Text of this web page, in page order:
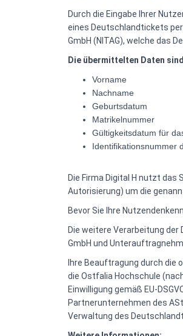
Durch die Eingabe Ihrer
eines Deutschlandtickets
GmbH (NITAG), welche das
Die übermittelten Daten
Vorname
Nachname
Geburtsdatum
Matrikelnummer
Gültigkeitsdatum für
Identifikationsnummer
Die Firma Digital H nutzt
Autorisierung) um die
Bevor Sie Ihre
Die weitere Verarbeitung
GmbH und
Ihre Beauftragung durch die
die Ostfalia Hochschule
Einwilligung gemäß EU-
Partnerunternehmen des
Verwaltung des